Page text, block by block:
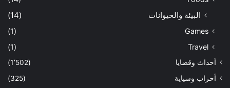
البيئة والحيوانات (14)
Games
(1)
Travel
(1)
أحداث وقضايا
(1٬502)
أحزاب وسياية
(325)